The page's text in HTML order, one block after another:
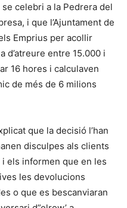
celebri a la Pedrera del
i que l’Ajuntament de
Emprius per acollir
d’atreure entre 15.000 i
16 hores i calculaven
de més de 6 milions
que la decisió l’han
disculpes als clients
els informen que en les
les devolucions
o que es bescanviaran